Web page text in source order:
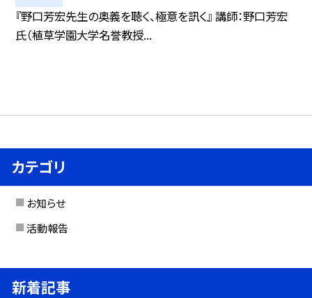
『野口芳宏先生の奥義を聴く、極意を訊く』 講師：野口芳宏
氏（植草学園大学名誉教授...
カテゴリ
お知らせ
活動報告
新着記事